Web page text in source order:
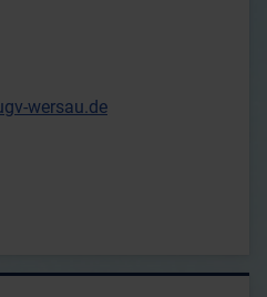
wersau.de